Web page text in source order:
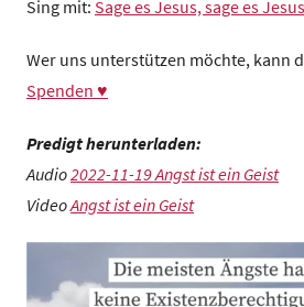
Sing mit: Sage es Jesus, sage es Jesus
Wer uns unterstützen möchte, kann
Spenden ♥
Predigt herunterladen:
Audio2022-11-19 Angst ist ein Geist
VideoAngst ist ein Geist